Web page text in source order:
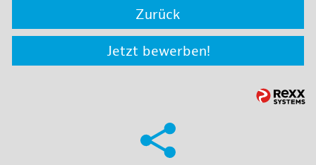
Zurück
Jetzt bewerben!